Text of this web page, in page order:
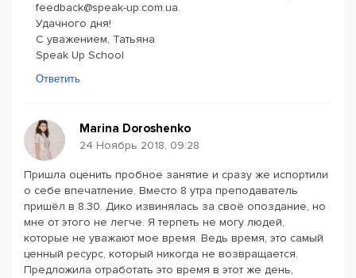
feedback@speak-up.com.ua.
Удачного дня!
С уважением, Татьяна
Speak Up School
Ответить
Marina Doroshenko
24 Ноябрь 2018, 09:28
Пришла оценить пробное занятие и сразу же испортили
о себе впечатление. Вместо 8 утра преподаватель
пришёл в 8.30. Дико извинялась за своё опоздание, но
мне от этого не легче. Я терпеть не могу людей,
которые не уважают мое время. Ведь время, это самый
ценный ресурс, который никогда не возвращается.
Предложила отработать это время в этот же день,